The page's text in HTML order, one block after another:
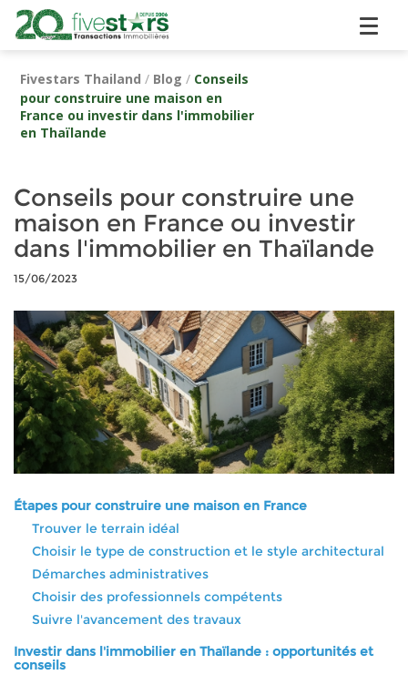
Fivestars Thailand / Blog / Conseils
pour construire une maison en
France ou investir dans l'immobilier
en Thaïlande
Conseils pour construire une
maison en France ou investir
dans l'immobilier en Thaïlande
15/06/2023
Étapes pour construire une maison en France
Trouver le terrain idéal
Choisir le type de construction et le style architectural
Démarches administratives
Choisir des professionnels compétents
Suivre l'avancement des travaux
Investir dans l'immobilier en Thaïlande : opportunités et
conseils